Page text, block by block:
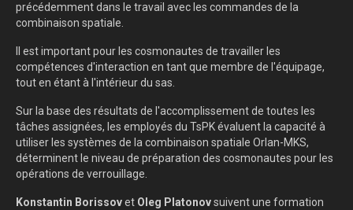
précédemment dans le travail avec les commandes de la
combinaison spatiale.
Il est important pour les cosmonautes de travailler les
compétences d'interaction en tant que membre de l'équipage,
tout en étant à l'intérieur du sas.
Sur la base des résultats de l'accomplissement de toutes les
tâches assignées, les employés du TsPK évaluent la capacité à
utiliser les systèmes de la combinaison spatiale Orlan-MKS,
déterminent le niveau de préparation des cosmonautes pour les
opérations de verrouillage.
Konstantin Borissovet Oleg Platonovsuivent une formation